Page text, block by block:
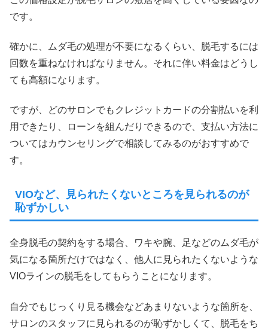
です。
確かに、ムダ毛の処理が不要になるくらい、脱毛するには
回数を重ねなければなりません。それに伴い料金はどうし
ても高額になります。
ですが、どのサロンでもクレジットカードの分割払いを利
用できたり、ローンを組んだりできるので、支払い方法に
ついてはカウンセリングで相談してみるのがおすすめで
す。
VIOなど、見られたくないところを見られるのが
恥ずかしい
全身脱毛の契約をする場合、ワキや腕、足などのムダ毛が
気になる箇所だけではなく、他人に見られたくないような
VIOラインの脱毛をしてもらうことになります。
自分でもじっくり見る機会などあまりないような箇所を、
サロンのスタッフに見られるのが恥ずかしくて、脱毛をち